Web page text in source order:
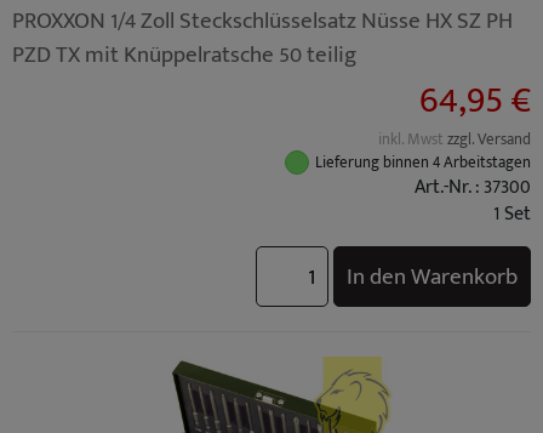
PROXXON 1/4 Zoll Steckschlüsselsatz Nüsse HX SZ PH
PZD TX mit Knüppelratsche 50 teilig
64,95 €
inkl. Mwstzzgl. Versand
Lieferung binnen 4 Arbeitstagen
Art.-Nr. : 37300
1 Set
In den Warenkorb